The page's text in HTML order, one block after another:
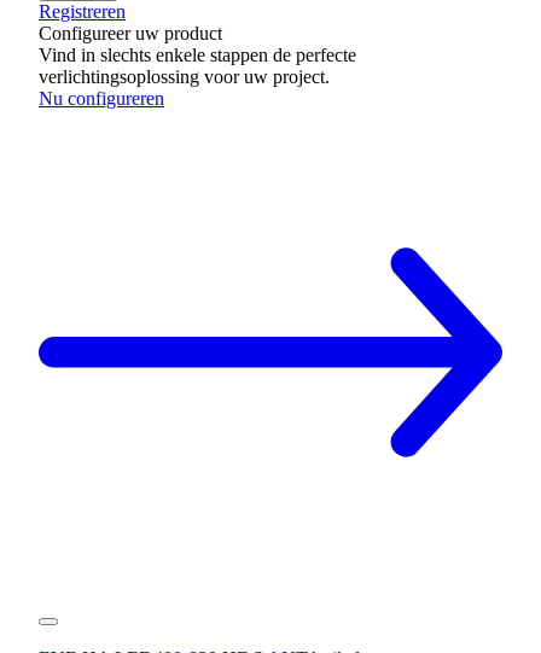
Registreren
Configureer uw product
Vind in slechts enkele stappen de perfecte
verlichtingsoplossing voor uw project.
Nu configureren